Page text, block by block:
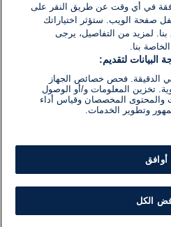
في أي وقت عن طريق النقر على
صفحة الويب. ستؤثر اختياراتك
لمزيد من التفاصيل، يرجى
بنا.
البيانات لتقديم:
الدقيقة. فحص خصائص الجهاز
تخزين المعلومات و/أو الوصول
والمحتوى المخصصان وقياس أداء
وتطوير الخدمات.
أوافق
الكل